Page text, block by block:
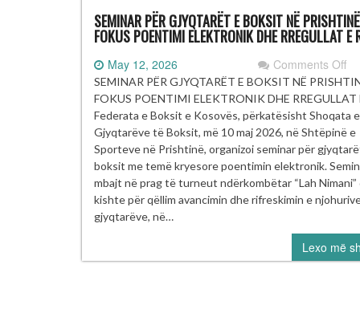
SEMINAR PËR GJYQTARËT E BOKSIT NË
FOKUS POENTIMI ELEKTRONIK DHE RREGULLAT E
May 12, 2026 Comments Offon
E
–
SEMINAR PËR GJYQTARËT E BOKSIT NË
FOKUS POENTIMI ELEKTRONIK DHE RREGULLAT
Federata e Boksit e Kosovës, përkatësisht Shoqata e
Gjyqtarëve të Boksit, më 10 maj 2026, në Shtëpinë e
Sporteve në Prishtinë, organizoi seminar për
boksit me temë kryesore poentimin elektronik.
mbajt në prag të turneut ndërkombëtar “Lah Nimani”
kishte për qëllim avancimin dhe rifreskimin e
gjyqtarëve, në…
Lexo më